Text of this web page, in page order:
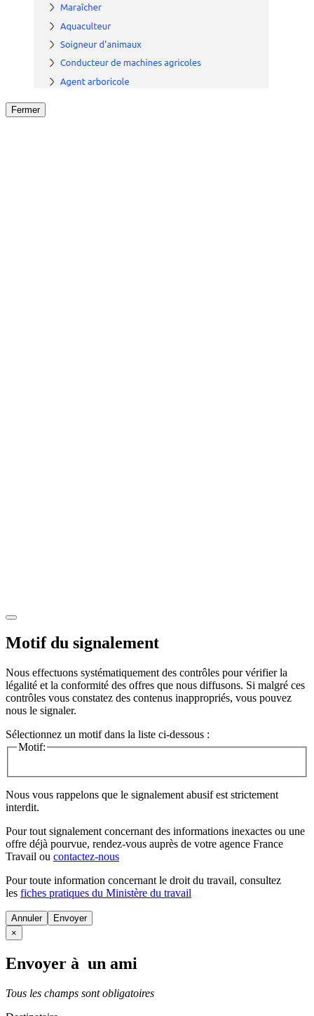
Fermer
Motif du signalement
Nous effectuons systématiquement des contrôles pour vérifier la
légalité et la conformité des offres que nous diffusons. Si malgré ces
contrôles vous constatez des contenus inappropriés, vous pouvez
nous le signaler.
Sélectionnez un motif dans la liste ci-dessous :
Motif:
Nous vous rappelons que le signalement abusif est strictement
interdit.
Pour tout signalement concernant des informations inexactes ou une
offre déjà pourvue, rendez-vous auprès de votre agence France
Travail ou contactez-nous
Pour toute information concernant le droit du travail, consultez
les fiches pratiques du Ministère du travail
Annuler
×
Envoyer à un ami
Tous les champs sont obligatoires